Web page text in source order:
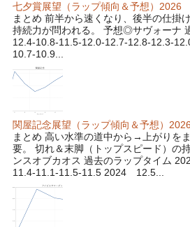
七夕賞展望（ラップ傾向＆予想）2026
まとめ 前半から速くなり、後半の仕掛
持続力が問われる。 予想◎サヴォーナ
12.4-10.8-11.5-12.0-12.7-12.8-12.3-
10.7-10.9...
関屋記念展望（ラップ傾向＆予想）2026
まとめ 高い水準の道中から→上がりを
要。 切れ＆末脚（トップスピード）の
ンスオブカオス 過去のラップタイム
11.4-11.1-11.5-11.5 2024 12.5...